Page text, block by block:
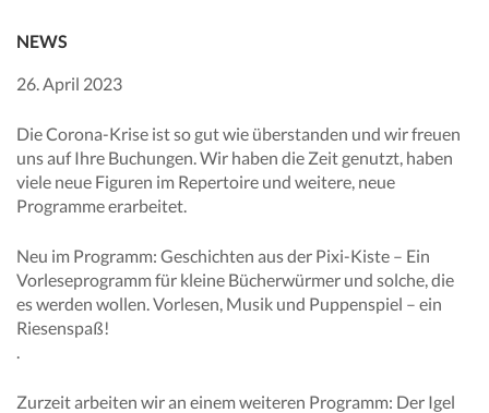
NEWS
26. April 2023
Die Corona-Krise ist so gut wie überstanden und wir freuen
uns auf Ihre Buchungen. Wir haben die Zeit genutzt, haben
viele neue Figuren im Repertoire und weitere, neue
Programme erarbeitet.
Neu im Programm: Geschichten aus der Pixi-Kiste – Ein
Vorleseprogramm für kleine Bücherwürmer und solche, die
es werden wollen. Vorlesen, Musik und Puppenspiel – ein
Riesenspaß!
Zurzeit arbeiten wir an einem weiteren Programm: Der Igel